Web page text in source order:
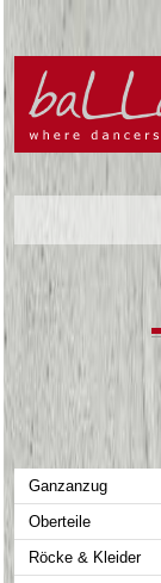
Ganzanzug
Oberteile
Röcke & Kleider